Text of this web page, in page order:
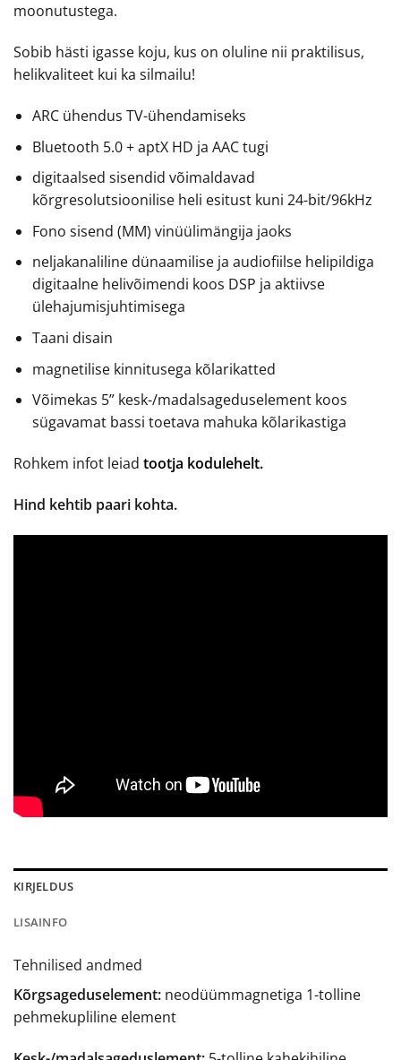
moonutustega.
Sobib hästi igasse koju, kus on oluline nii praktilisus,
helikvaliteet kui ka silmailu!
ARC ühendus TV-ühendamiseks
Bluetooth 5.0 + aptX HD ja AAC tugi
digitaalsed sisendid võimaldavad
kõrgresolutsioonilise heli esitust kuni 24-bit/96kHz
Fono sisend (MM) vinüülimängija jaoks
neljakanaliline dünaamilise ja audiofiilse helipildiga
digitaalne helivõimendi koos DSP ja aktiivse
ülehajumisjuhtimisega
Taani disain
magnetilise kinnitusega kõlarikatted
Võimekas 5” kesk-/madalsageduselement koos
sügavamat bassi toetava mahuka kõlarikastiga
Rohkem infot leiad tootja kodulehelt.
Hind kehtib paari kohta.
KIRJELDUS
LISAINFO
Tehnilised andmed
Kõrgsageduselement: neodüümmagnetiga 1-tolline
pehmekupliline element